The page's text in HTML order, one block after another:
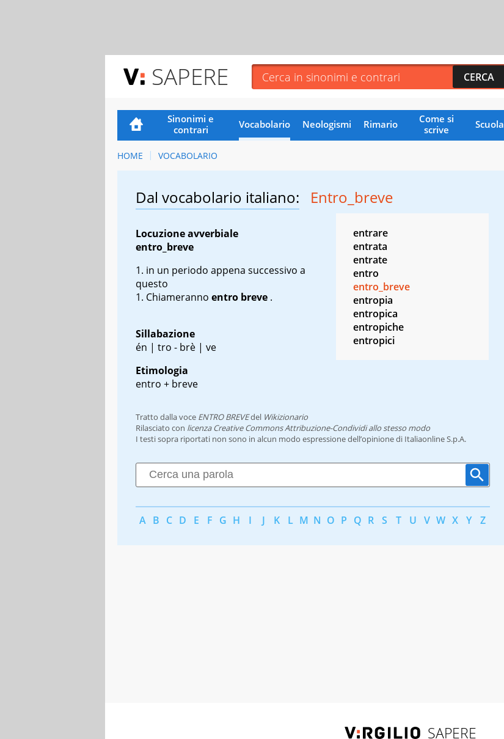
SAPERE
Sinonimi e
contrari
Vocabolario Neologismi Rimario
Come si
scrive
Scuola
HOME VOCABOLARIO
Dal vocabolario italiano: Entro_breve
Locuzione avverbiale
entro_breve
in un periodo appena successivo a
questo
Chiameranno entro breve .
Sillabazione
én | tro - brè | ve
Etimologia
entro + breve
entrare
entrata
entrate
entro
entro_breve
entropia
entropica
entropiche
entropici
Tratto dalla voce ENTRO BREVEdel Wikizionario
Rilasciato con licenza Creative Commons Attribuzione-Condividi allo stesso modo
I testi sopra riportati non sono in alcun modo espressione dell’opinione di Italiaonline S.p.A.
A B C D E F G H I J K L M N O P Q R S T U V W X Y Z
SAPERE